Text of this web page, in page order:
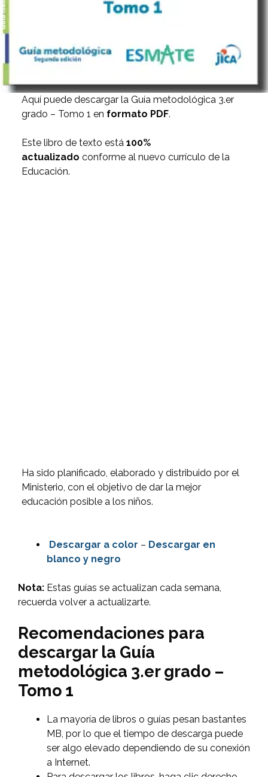
Aquí puede descargar la Guía metodológica 3.er
grado – Tomo 1 en formato PDF.
Este libro de texto está 100%
actualizado conforme al nuevo currículo de la
Educación.
Ha sido planificado, elaborado y distribuido por el
Ministerio, con el objetivo de dar la mejor
educación posible a los niños.
Descargar a color – Descargar en
blanco y negro
Nota: Estas guías se actualizan cada semana,
recuerda volver a actualizarte.
Recomendaciones para
descargar la Guía
metodológica 3.er grado –
Tomo 1
La mayoría de libros o guías pesan bastantes
MB, por lo que el tiempo de descarga puede
ser algo elevado dependiendo de su conexión
a Internet.